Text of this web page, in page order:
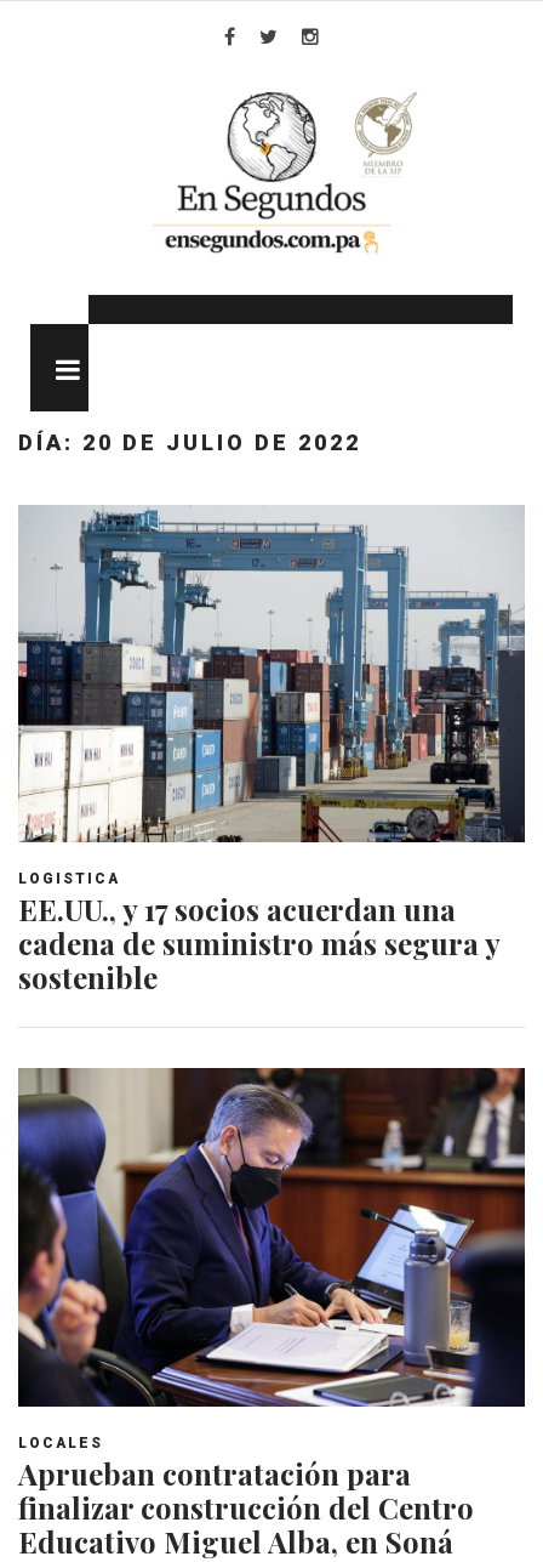
DÍA: 20 DE JULIO DE 2022
LOGISTICA
EE.UU., y 17 socios acuerdan una
cadena de suministro más segura y
sostenible
LOCALES
Aprueban contratación para
finalizar construcción del Centro
Educativo Miguel Alba, en Soná